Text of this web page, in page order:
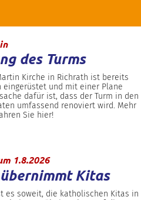
:
des Turms
Kirche in Richrath ist bereits
eingerüstet und mit einer Plane
dafür ist, dass der Turm in den
umfassend renoviert wird. Mehr
Sie hier!
1.8.2026:
Kitas
es soweit, die katholischen Kitas in